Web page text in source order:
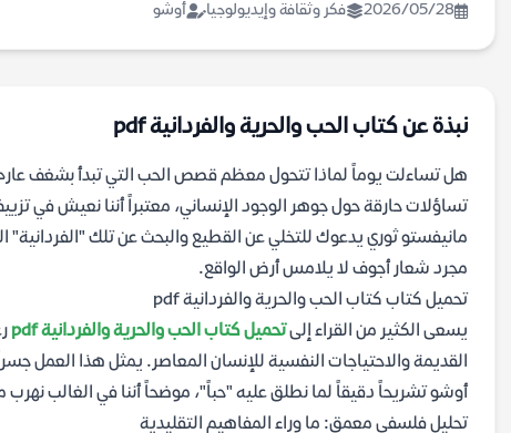
2026/05/28 فكر وثقافة وإيديولوجيا أوشو
نبذة عن كتاب الحب والحرية والفردانية pdf
هل تساءلت يوماً لماذا تتحول معظم قصص الحب التي تبدأ بشغف عارم
تساؤلات حارقة حول جوهر الوجود الإنساني، معتبراً أننا نعيش في
مانيفستو ثوري يدعوك للتخلي عن القطيع والبحث عن تلك
مجرد شعار أجوف لا يلامس أرض الواقع.
تحميل كتاب كتاب الحب والحرية والفردانية pdf
يسعى الكثير من القراء إلىتحميل كتاب الحب والحرية والفردانية pdf
القديمة والاحتياجات النفسية للإنسان المعاصر. يمثل هذا العمل
أوشو تشريحاً دقيقاً لما نطلق عليه "حباً"، موضحاً أننا في الغالب نهرب
تحليل فلسفي معمق: ما وراء المفاهيم التقليدية